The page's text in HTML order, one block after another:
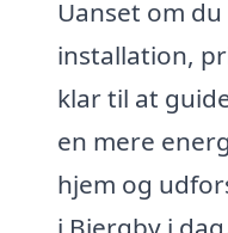
Uanset om
installation,
klar til at
en mere
hjem og